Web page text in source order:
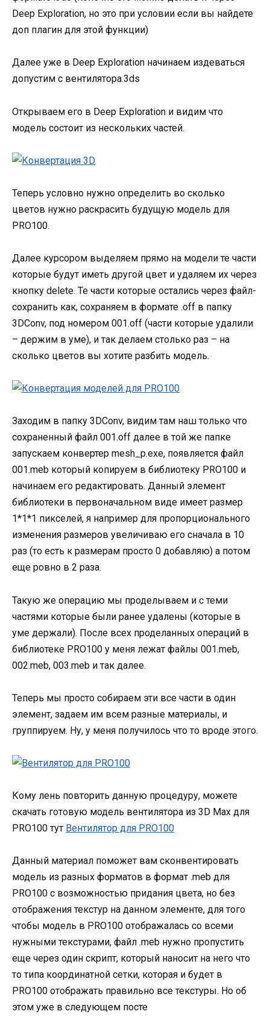
Deep Exploration, но это при условии если вы найдете
доп плагин для этой функции)
Далее уже в Deep Exploration начинаем издеваться
допустим с вентилятора.3ds
Открываем его в Deep Exploration и видим что
модель состоит из нескольких частей.
Теперь условно нужно определить во сколько
цветов нужно раскрасить будущую модель для
PRO100.
Далее курсором выделяем прямо на модели те части
которые будут иметь другой цвет и удаляем их через
кнопку delete. Те части которые остались через файл-
сохранить как, сохраняем в формате .off в папку
3DConv, под номером 001.off (части которые удалили
– держим в уме), и так делаем столько раз – на
сколько цветов вы хотите разбить модель.
Заходим в папку 3DConv, видим там наш только что
сохраненный файл 001.off далее в той же папке
запускаем конвертер mesh_p.exe, появляется файл
001.meb который копируем в библиотеку PRO100 и
начинаем его редактировать. Данный элемент
библиотеки в первоначальном виде имеет размер
1*1*1 пикселей, я например для пропорционального
изменения размеров увеличиваю его сначала в 10
раз (то есть к размерам просто 0 добавляю) а потом
еще ровно в 2 раза.
Такую же операцию мы проделываем и с теми
частями которые были ранее удалены (которые в
уме держали). После всех проделанных операций в
библиотеке PRO100 у меня лежат файлы 001.meb,
002.meb, 003.meb и так далее.
Теперь мы просто собираем эти все части в один
элемент, задаем им всем разные материалы, и
группируем. Ну, у меня получилось что то вроде этого.
Кому лень повторить данную процедуру, можете
скачать готовую модель вентилятора из 3D Max для
PRO100 тут Вентилятор для PRO100
Данный материал поможет вам сконвентировать
модель из разных форматов в формат .meb для
PRO100 с возможностью придания цвета, но без
отображения текстур на данном элементе, для того
чтобы модель в PRO100 отображалась со всеми
нужными текстурами, файл .meb нужно пропустить
еще через один скрипт, который наносит на него что
то типа координатной сетки, которая и будет в
PRO100 отображать правильно все текстуры. Но об
этом уже в следующем посте